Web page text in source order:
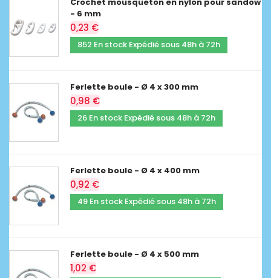
- 6 mm
0,23 €
852 En stock Expédié sous 48h à 72h
Ferlette boule - Ø 4 x 300 mm
0,98 €
26 En stock Expédié sous 48h à 72h
Ferlette boule - Ø 4 x 400 mm
0,92 €
49 En stock Expédié sous 48h à 72h
Ferlette boule - Ø 4 x 500 mm
1,02 €